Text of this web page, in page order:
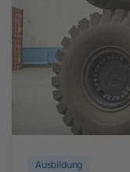
Ausbildung